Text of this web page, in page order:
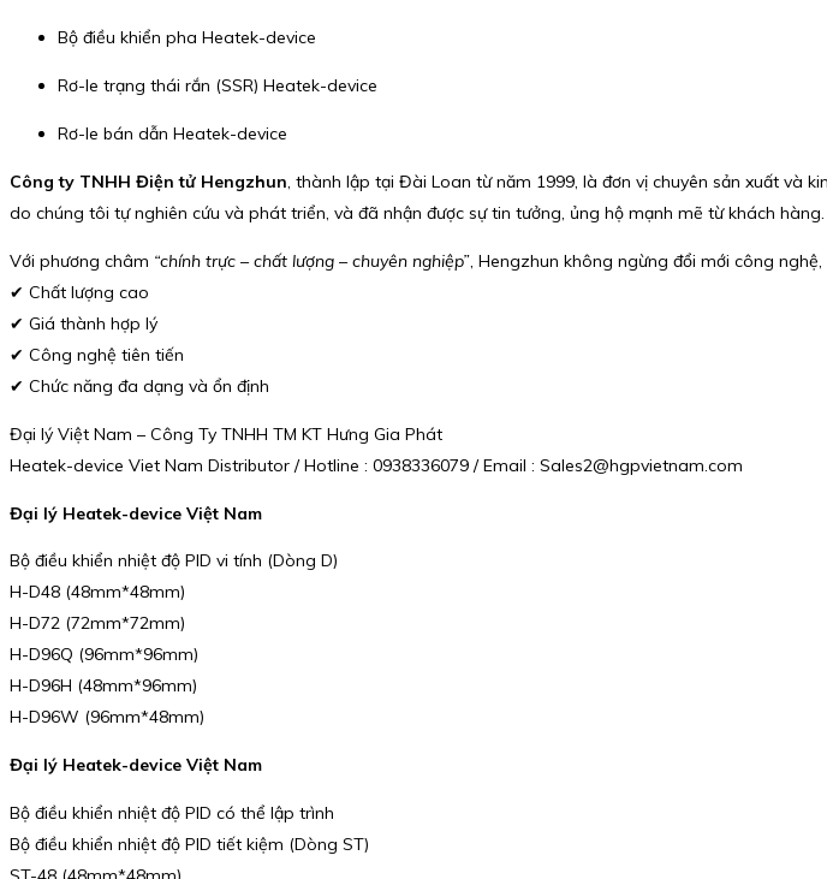
Bộ điều khiển pha Heatek-device
Rơ-le trạng thái rắn (SSR) Heatek-device
Rơ-le bán dẫn Heatek-device
Công ty TNHH Điện tử Hengzhun, thành lập tại Đài Loan từ năm 1999, là đơn vị chuyên sản xuất và
do chúng tôi tự nghiên cứu và phát triển, và đã nhận được sự tin tưởng, ủng hộ mạnh mẽ từ khách hàng.
Với phương châm “chính trực – chất lượng – chuyên nghiệp”, Hengzhun không ngừng đổi mới công
✔ Chất lượng cao
✔ Giá thành hợp lý
✔ Công nghệ tiên tiến
✔ Chức năng đa dạng và ổn định
Đại lý Việt Nam – Công Ty TNHH TM KT Hưng Gia Phát
Heatek-device Viet Nam Distributor / Hotline : 0938336079 / Email : Sales2@hgpvietnam.com
Đại lý Heatek-device Việt Nam
Bộ điều khiển nhiệt độ PID vi tính (Dòng D)
H-D48 (48mm*48mm)
H-D72 (72mm*72mm)
H-D96Q (96mm*96mm)
H-D96H (48mm*96mm)
H-D96W (96mm*48mm)
Đại lý Heatek-device Việt Nam
Bộ điều khiển nhiệt độ PID có thể lập trình
Bộ điều khiển nhiệt độ PID tiết kiệm (Dòng ST)